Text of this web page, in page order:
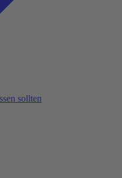
sollten